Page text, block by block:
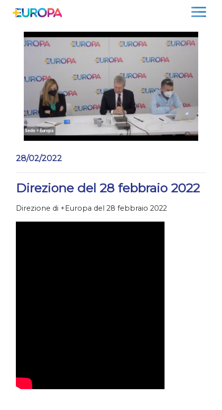
28/02/2022
Direzione del 28 febbraio 2022
Direzione di +Europa del 28 febbraio 2022